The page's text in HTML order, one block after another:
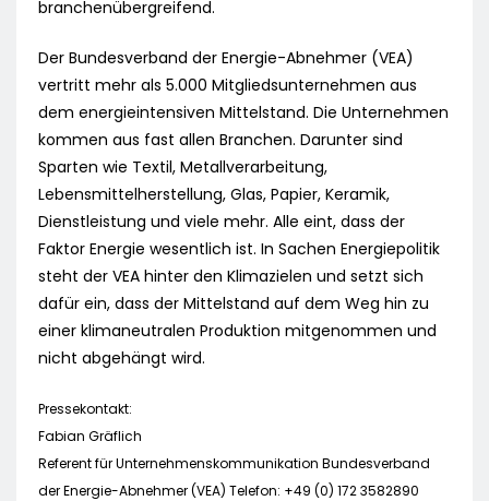
branchenübergreifend.
Der Bundesverband der Energie-Abnehmer (VEA)
vertritt mehr als 5.000 Mitgliedsunternehmen aus
dem energieintensiven Mittelstand. Die Unternehmen
kommen aus fast allen Branchen. Darunter sind
Sparten wie Textil, Metallverarbeitung,
Lebensmittelherstellung, Glas, Papier, Keramik,
Dienstleistung und viele mehr. Alle eint, dass der
Faktor Energie wesentlich ist. In Sachen Energiepolitik
steht der VEA hinter den Klimazielen und setzt sich
dafür ein, dass der Mittelstand auf dem Weg hin zu
einer klimaneutralen Produktion mitgenommen und
nicht abgehängt wird.
Pressekontakt:
Fabian Gräflich
Referent für Unternehmenskommunikation Bundesverband
der Energie-Abnehmer (VEA) Telefon: +49 (0) 172 3582890